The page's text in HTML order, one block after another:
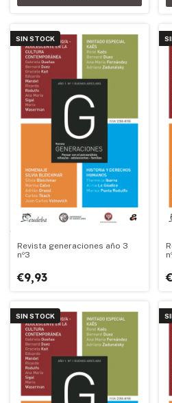
SIN STOCK
Revista generaciones año 3
nº3
€9,93
SIN STOCK